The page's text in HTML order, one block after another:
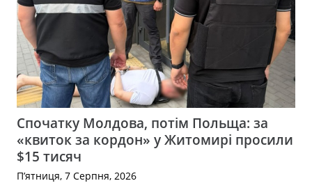
Спочатку Молдова, потім Польща: за
«квиток за кордон» у Житомирі просили
$15 тисяч
П’ятниця, 7 Серпня, 2026